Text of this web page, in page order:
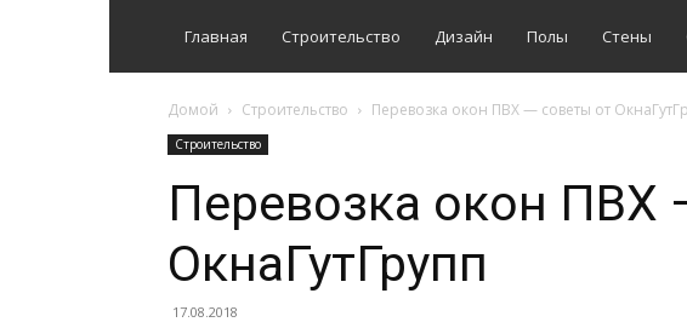
Главная Строительство Дизайн Полы Стены
Домой Строительство Перевозка окон ПВХ — советы от
Строительство
Перевозка окон ПВХ
ОкнаГутГрупп
17.08.2018